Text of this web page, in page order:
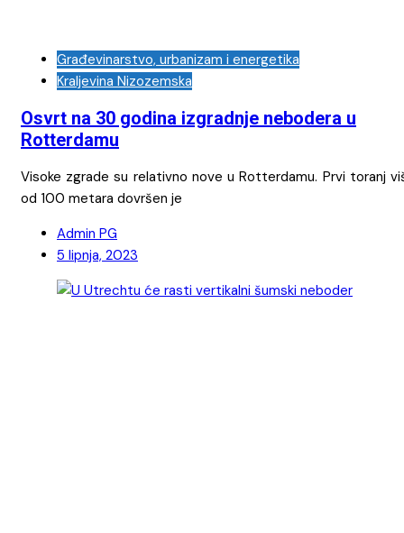
Građevinarstvo, urbanizam i energetika
Kraljevina Nizozemska
Osvrt na 30 godina izgradnje nebodera u
Rotterdamu
Visoke zgrade su relativno nove u Rotterdamu. Prvi toranj
od 100 metara dovršen je
Admin PG
5 lipnja, 2023